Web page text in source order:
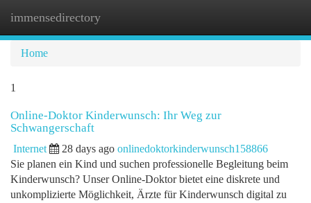
immensedirectory
Home
1
Online-Doktor Kinderwunsch: Ihr Weg zur
Schwangerschaft
Internet 28 days ago onlinedoktorkinderwunsch158866
Sie planen ein Kind und suchen professionelle Begleitung beim
Kinderwunsch? Unser Online-Doktor bietet eine diskrete und
unkomplizierte Möglichkeit, Ärzte für Kinderwunsch digital zu